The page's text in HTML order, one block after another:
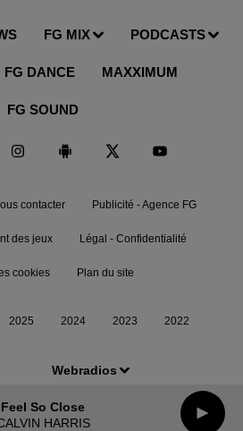
Webradios
Feel So Close
HARRIS
FG MIX PODCASTS
FG DANCE MAXXIMUM
FG SOUND
contacter Publicité - Agence FG
des jeux Légal - Confidentialité
cookies Plan du site
2025 2024 2023 2022